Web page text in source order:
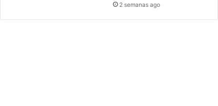
2 semanas ago